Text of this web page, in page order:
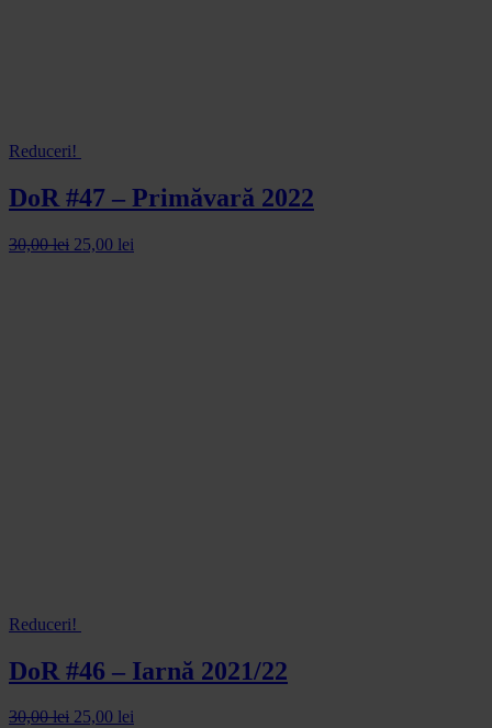
Reduceri!
DoR #47 – Primăvară 2022
30,00lei 25,00 lei
Reduceri!
DoR #46 – Iarnă 2021/22
30,00lei 25,00 lei